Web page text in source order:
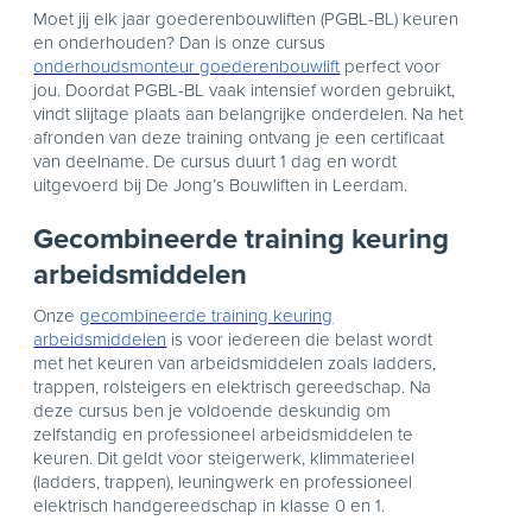
Moet jij elk jaar goederenbouwliften (PGBL-BL) keuren
en onderhouden? Dan is onze cursus
onderhoudsmonteur goederenbouwlift perfect voor
jou. Doordat PGBL-BL vaak intensief worden gebruikt,
vindt slijtage plaats aan belangrijke onderdelen. Na het
afronden van deze training ontvang je een certificaat
van deelname. De cursus duurt 1 dag en wordt
uitgevoerd bij De Jong’s Bouwliften in Leerdam.
Gecombineerde training keuring
arbeidsmiddelen
Onzegecombineerde training keuring
arbeidsmiddelen is voor iedereen die belast wordt
met het keuren van arbeidsmiddelen zoals ladders,
trappen, rolsteigers en elektrisch gereedschap. Na
deze cursus ben je voldoende deskundig om
zelfstandig en professioneel arbeidsmiddelen te
keuren. Dit geldt voor steigerwerk, klimmaterieel
(ladders, trappen), leuningwerk en professioneel
elektrisch handgereedschap in klasse 0 en 1.